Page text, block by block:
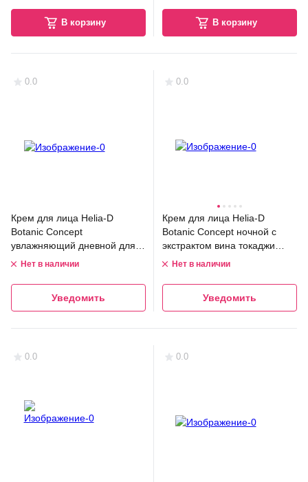
В корзину В корзину
0.0
Крем для лица Helia-D
Botanic Concept
увлажняющий дневной для
чувствительной кожи (50мл)
Нет в наличии
Уведомить
0.0
Крем для лица Helia-D
Botanic Concept ночной с
экстрактом вина токаджи
(50мл)Нет в наличии
Уведомить
0.0 0.0